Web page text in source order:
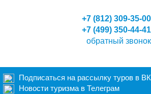
+7 (812) 309-35-00
+7 (499) 350-44-41
обратный звонок
Подписаться на рассылку туров в ВК
Новости туризма в Телеграм